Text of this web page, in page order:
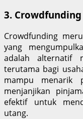
3. Crowdfunding
Crowdfunding
yang
adalah alternatif
terutama bagi
mampu menarik
menjanjikan
efektif untuk
utang.